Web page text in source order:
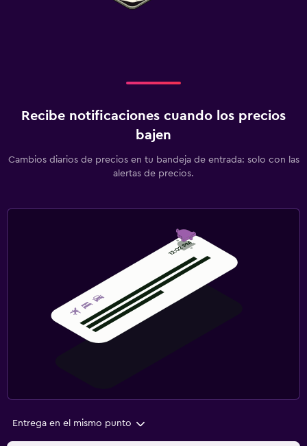
Recibe notificaciones cuando los precios
bajen
Cambios diarios de precios en tu bandeja de entrada: solo con las
alertas de precios.
Entrega en el mismo punto